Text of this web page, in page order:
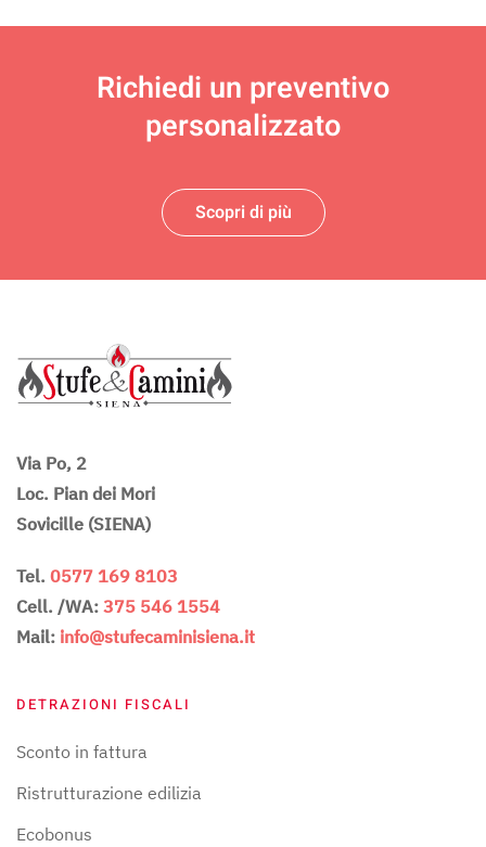
Richiedi un preventivo
personalizzato
Scopri di più
Via Po, 2
Loc. Pian dei Mori
Sovicille (SIENA)
Tel. 0577 169 8103
Cell. /WA: 375 546 1554
Mail: info@stufecaminisiena.it
DETRAZIONI FISCALI
Sconto in fattura
Ristrutturazione edilizia
Ecobonus